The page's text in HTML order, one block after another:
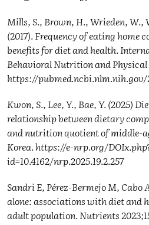
Mills, S., Brown, H., Wrieden, W.,
(2017). Frequency of eating home
benefits for diet and health.
Behavioral Nutrition and Physical
https://pubmed.ncbi.nlm.nih.gov/
Kwon, S., Lee, Y., Bae, Y. (2025)
relationship between dietary
and nutrition quotient of middle-
Korea.https://e-nrp.org/
id=10.4162/nrp.2025.19.2.257
Sandri E, Pérez-Bermejo M, Cabo
alone: associations with diet and
adult population. Nutrients